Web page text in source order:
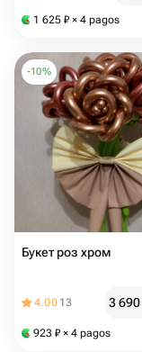
1 625 ₽ × 4 pagos
-10%
Букет роз хром
4.00 13 3 690
923 ₽ × 4 pagos